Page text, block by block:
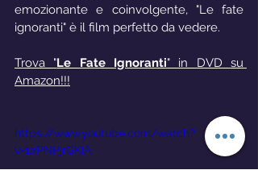
emozionante e coinvolgente, "Le fate
ignoranti" è il film perfetto da vedere.
Trova "Le Fate Ignoranti" in DVD su
Amazon!!!
https://www.youtube.com/watch?
v=1aPNPjrGKIA